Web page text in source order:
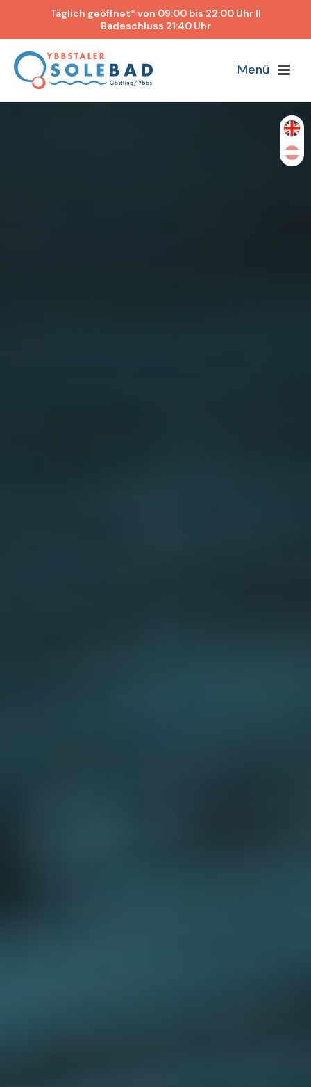
Täglich geöffnet* von 09:00 bis 22:00 Uhr ||
Badeschluss 21:40 Uhr